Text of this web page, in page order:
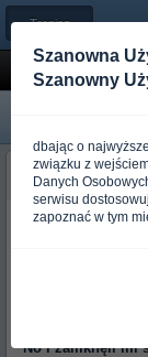
← Trening dla początkujących
Zakup zestawu
homix73
Ponad rok
Witam!
do tematu czego
No i zamknęli mi
Szanowna
Szanowny
dbając o
związku z
Danych
serwisu
zapoznać w tym